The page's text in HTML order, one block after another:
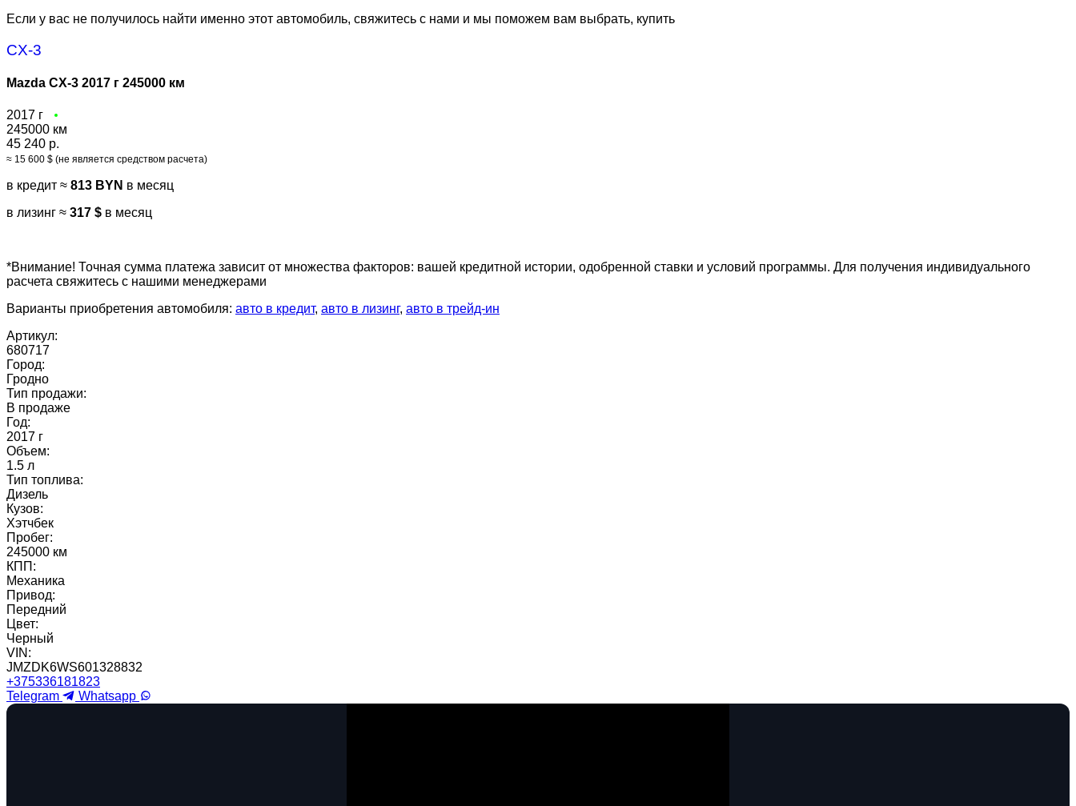
Если у вас не получилось найти именно этот автомобиль, свяжитесь с нами и мы поможем вам выбрать, купить
CX-3
Mazda CX-3 2017 г 245000 км
2017 г
245000 км
45 240 р.
≈ 15 600 $ (не является средством расчета)
в кредит ≈ 813 BYN в месяц
в лизинг ≈ 317 $ в месяц
*Внимание! Точная сумма платежа зависит от множества факторов: вашей кредитной истории, одобренной ставки и условий программы. Для получения индивидуального
расчета свяжитесь с нашими менеджерами
Варианты приобретения автомобиля: авто в кредит, авто в лизинг, авто в трейд-ин
Артикул:
680717
Город:
Гродно
Тип продажи:
В продаже
Год:
2017 г
Объем:
1.5 л
Тип топлива:
Дизель
Кузов:
Хэтчбек
Пробег:
245000 км
КПП:
Механика
Привод:
Передний
Цвет:
Черный
VIN:
JMZDK6WS601328832
+375336181823
Telegram
Whatsapp